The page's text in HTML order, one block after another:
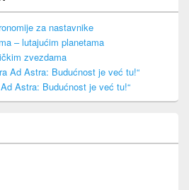
za nastavnike
– lutajućim planetama
zvezdama
Ad Astra: Budućnost je već tu!“
Astra: Budućnost je već tu!“